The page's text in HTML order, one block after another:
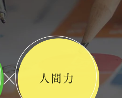
人間力